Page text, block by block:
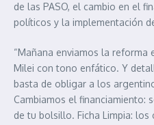
de las PASO, el cambio en el
políticos y la implementación
“Mañana enviamos la reforma
Milei con tono enfático. Y
basta de obligar a los
Cambiamos el financiamiento:
de tu bolsillo. Ficha Limpia: los